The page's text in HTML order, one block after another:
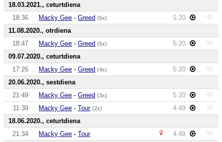
18.03.2021., ceturtdiena
18:36
Macky Gee -Greed (6x)
5:20
11.08.2020., otrdiena
18:47
Macky Gee -Greed (5x)
5:20
09.07.2020., ceturtdiena
17:26
Macky Gee -Greed (4x)
5:20
20.06.2020., sestdiena
21:49
Macky Gee -Greed (3x)
5:20
11:39
Macky Gee -Tour (2x)
4:49
18.06.2020., ceturtdiena
21:34
Macky Gee -Tour
4:49